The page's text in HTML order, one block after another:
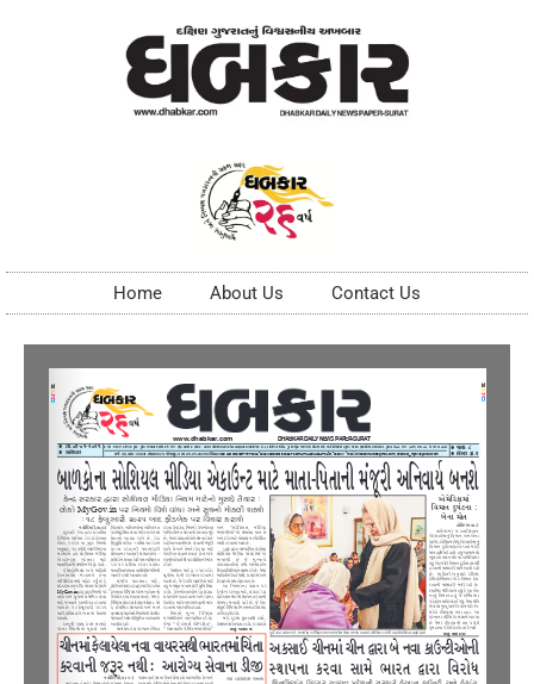
Home About Us Contact Us